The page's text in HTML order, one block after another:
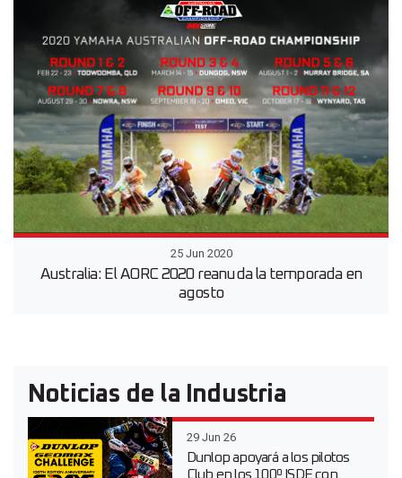
25 Jun 2020
Australia: El AORC 2020 reanuda la temporada en
agosto
Noticias de la Industria
29 Jun 26
Dunlop apoyará a los pilotos
Club en los 100º ISDE con